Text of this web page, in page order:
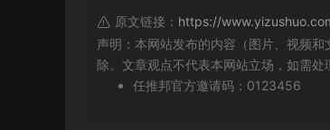
原文链接： https://
声明：本网站发布的内容（图片、视频
除。文章观点不代表本网站立场，如需处
任推邦官方邀请码：0123456